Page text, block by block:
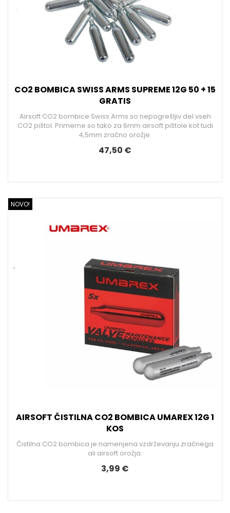
CO2 BOMBICA SWISS ARMS SUPREME 12G 50 + 15
GRATIS
Airsoft CO2 bombice Swiss Arms so nepogrešljiv del vseh
CO2 pištol. Primerne so tako za 6mm airsoft pištole kot tudi
4,5mm zračno orožje.
47,50 €
NOVO!
AIRSOFT ČISTILNA CO2 BOMBICA UMAREX 12G 1
KOS
Čistilna CO2 bombica je namenjena vzdrževanju zračnega
ali airsoft orožja.
3,99 €